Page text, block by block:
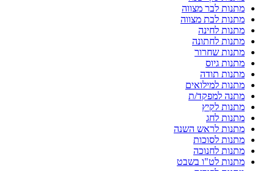
מתנות לבר מצווה
מתנות לבת מצווה
מתנות לחינה
מתנות לחתונה
מתנות שחרור
מתנות גיוס
מתנות תודה
מתנות למילואים
מתנה למפקד/ת
מתנות לקיץ
מתנות לחג
מתנות לראש השנה
מתנות לסוכות
מתנות לחנוכה
מתנות לט"ו בשבט